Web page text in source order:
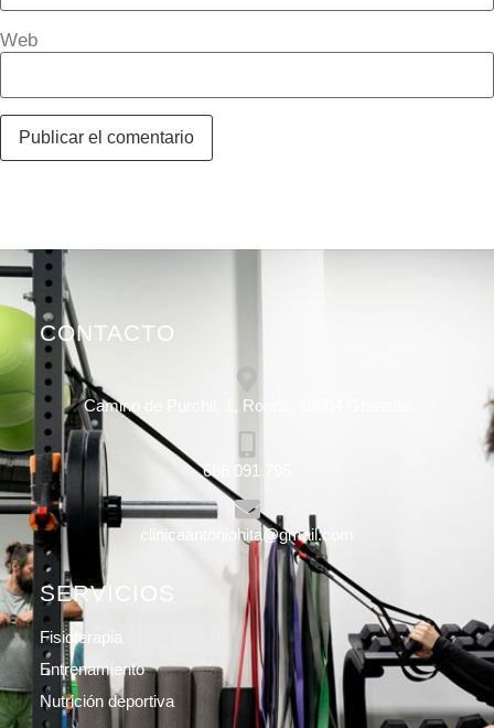
Web
CONTACTO
Camino de Purchil, 1, Ronda, 18004 Granada
686 091 795
clinicaantoniohita@gmail.com
SERVICIOS
Fisioterapia
Entrenamiento
Nutrición deportiva